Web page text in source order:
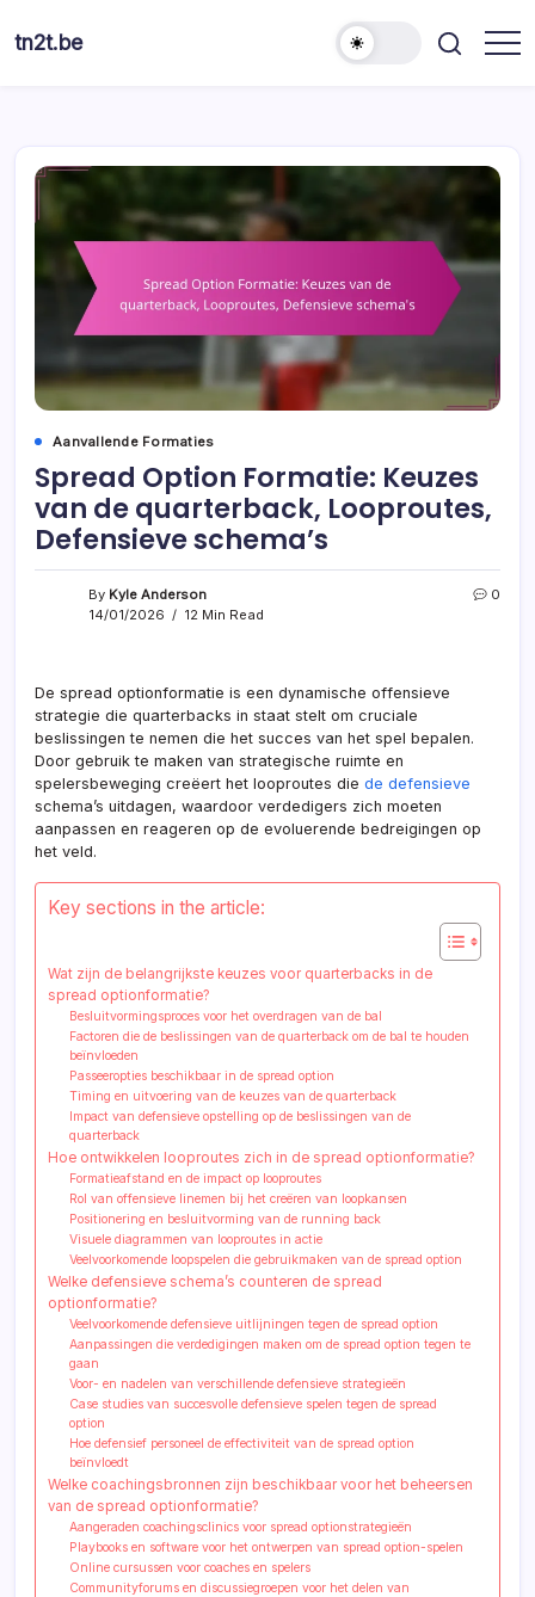
totn2t.be
Aanvallende Formaties
Spread Option Formatie: Keuzes
van de quarterback, Looproutes,
Defensieve schema’s
By Kyle Anderson
14/01/2026
12 Min Read
0
De spread optionformatie is een dynamische offensieve
strategie die quarterbacks in staat stelt om cruciale
beslissingen te nemen die het succes van het spel bepalen.
Door gebruik te maken van strategische ruimte en
spelersbeweging creëert het looproutes die de defensieve
schema’s uitdagen, waardoor verdedigers zich moeten
aanpassen en reageren op de evoluerende bedreigingen op
het veld.
Key sections in the article:
Wat zijn de belangrijkste keuzes voor quarterbacks in de
spread optionformatie?
Besluitvormingsproces voor het overdragen van de bal
Factoren die de beslissingen van de quarterback om de bal te houden
beïnvloeden
Passeeropties beschikbaar in de spread option
Timing en uitvoering van de keuzes van de quarterback
Impact van defensieve opstelling op de beslissingen van de
quarterback
Hoe ontwikkelen looproutes zich in de spread optionformatie?
Formatieafstand en de impact op looproutes
Rol van offensieve linemen bij het creëren van loopkansen
Positionering en besluitvorming van de running back
Visuele diagrammen van looproutes in actie
Veelvoorkomende loopspelen die gebruikmaken van de spread option
Welke defensieve schema’s counteren de spread
optionformatie?
Veelvoorkomende defensieve uitlijningen tegen de spread option
Aanpassingen die verdedigingen maken om de spread option tegen te
gaan
Voor- en nadelen van verschillende defensieve strategieën
Case studies van succesvolle defensieve spelen tegen de spread
option
Hoe defensief personeel de effectiviteit van de spread option
beïnvloedt
Welke coachingsbronnen zijn beschikbaar voor het beheersen
van de spread optionformatie?
Aangeraden coachingsclinics voor spread optionstrategieën
Playbooks en software voor het ontwerpen van spread option-spelen
Online cursussen voor coaches en spelers
Communityforums en discussiegroepen voor het delen van